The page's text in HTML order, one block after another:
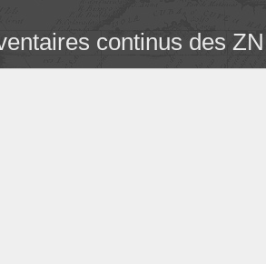
continus des